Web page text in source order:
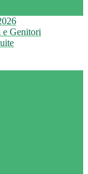
e Genitori